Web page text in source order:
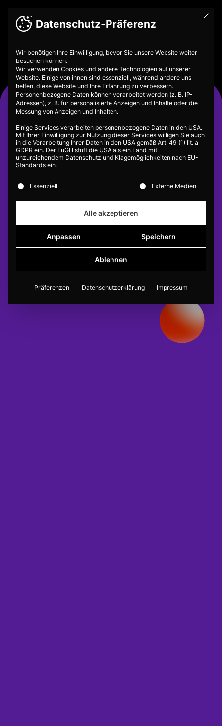
Standorte
Finanzbildung für Kinder und
Jugendliche ab 10 Jahren – Mit den vier
FLiP Challenges lässt sich dein
Finanzwissen überall spielerisch
verbessern und testen, egal ob in der
Schule oder gemütlich zu Hause auf der
Couch.
Mit
Datenschutz-Präferenz
Wir benötigen Ihre Einwilligung, bevor Sie unsere Website weiter
besuchen können.
Wir verwenden Cookies und andere Technologien auf unserer
Website. Einige von ihnen sind essenziell, während andere uns
helfen, diese Website und Ihre Erfahrung zu verbessern.
Personenbezogene Daten können verarbeitet werden (z. B. IP-
Adressen), z. B. für personalisierte Anzeigen und Inhalte oder die
Messung von Anzeigen und Inhalten.
Einige Services verarbeiten personenbezogene Daten in den USA.
Mit Ihrer Einwilligung zur Nutzung dieser Services willigen Sie auch
in die Verarbeitung Ihrer Daten in den USA gemäß Art. 49 (1) lit. a
GDPR ein. Der EuGH stuft die USA als ein Land mit
unzureichendem Datenschutz und Klagemöglichkeiten nach EU-
Standards ein.
Es folgt eine Liste der Service-Gruppen, für die eine
Essenziell Externe Medien
Alle akzeptieren
Anpassen Speichern
Ablehnen
Präferenzen Datenschutzerklärung Impressum